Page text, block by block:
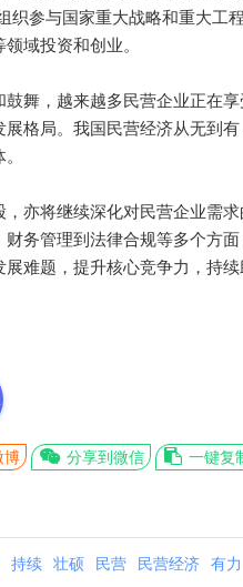
织参与国家重大战略和重大工
域投资和创业。
舞，越来越多民营企业正在享
格局。我国民营经济从无到有
亦将继续深化对民营企业需求
务管理到法律合规等多个方
难题，提升核心竞争力，持
博 分享到微信 一键复
持续 壮硕 民营 民营经济 有力